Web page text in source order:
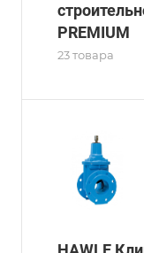
PREMIUM
23 товара